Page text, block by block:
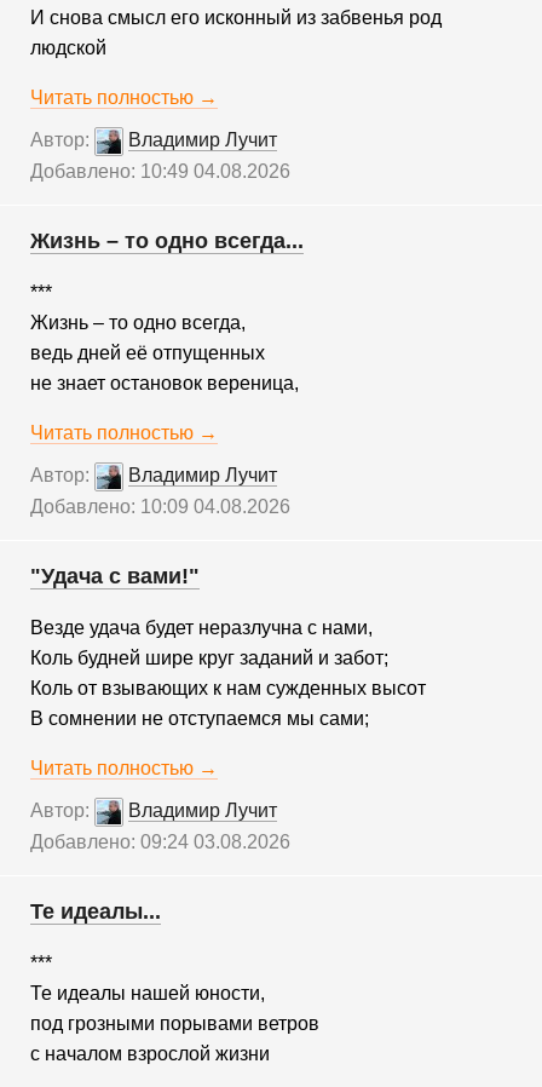
И снова смысл его исконный из забвенья род
людской
Читать полностью →
Автор:
Владимир Лучит
Добавлено: 10:49 04.08.2026
Жизнь – то одно всегда...
***
Жизнь – то одно всегда,
ведь дней её отпущенных
не знает остановок вереница,
Читать полностью →
Автор:
Владимир Лучит
Добавлено: 10:09 04.08.2026
"Удача с вами!"
Везде удача будет неразлучна с нами,
Коль будней шире круг заданий и забот;
Коль от взывающих к нам сужденных высот
В сомнении не отступаемся мы сами;
Читать полностью →
Автор:
Владимир Лучит
Добавлено: 09:24 03.08.2026
Те идеалы...
***
Те идеалы нашей юности,
под грозными порывами ветров
с началом взрослой жизни